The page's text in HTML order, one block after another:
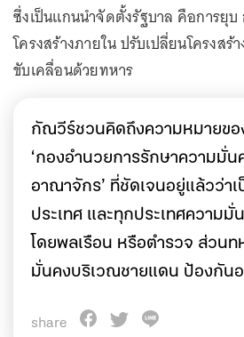
ซึ่งเป็นแกนนำจัดตั้งรัฐบาล คือการยุบ
โครงสร้างภายใน ปรับเปลี่ยนโครงสร้
ขับเคลื่อนด้วยทหาร
กัณวีร์ชวนคิดถึงความหมายข
‘กองอำนวยการรักษาความมั่น
อาณาจักร’ ที่ชัดเจนอยู่แล้วว่าเ
ประเทศ และทุกประเทศความ
โดยพลเรือน หรือตำรวจ ส่วน
มั่นคงบริเวณชายแดน ป้องกัน
share